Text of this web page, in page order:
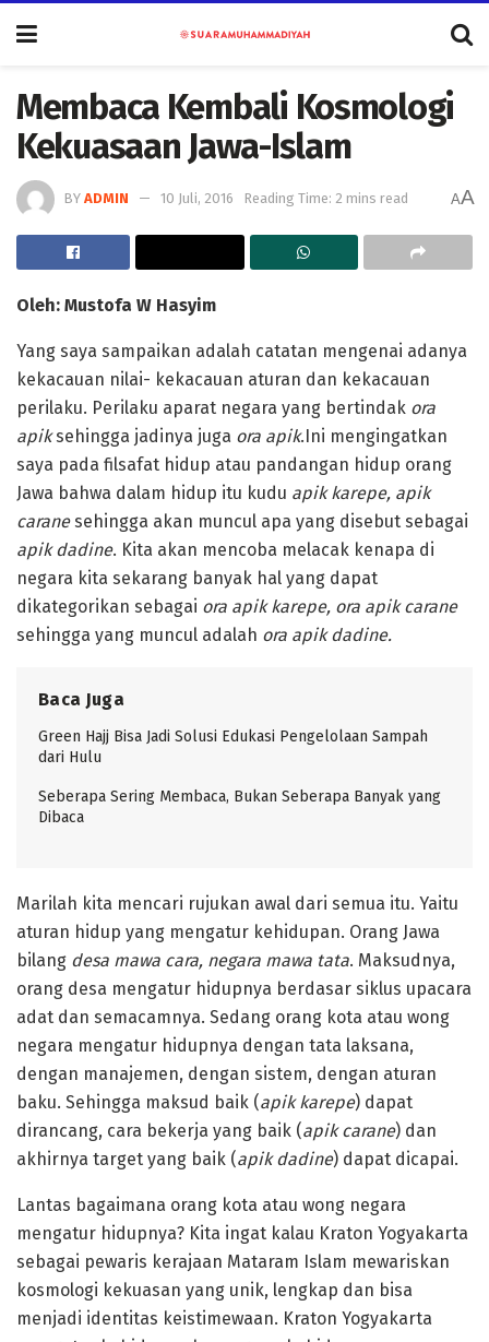
Membaca Kembali Kosmologi
Kekuasaan Jawa-Islam
BY ADMIN 10 Juli, 2016 Reading Time: 2 mins read AA
Oleh: Mustofa W Hasyim
Yang saya sampaikan adalah catatan mengenai adanya
kekacauan nilai- kekacauan aturan dan kekacauan
perilaku. Perilaku aparat negara yang bertindak ora
apiksehingga jadinya juga ora apik.Ini mengingatkan
saya pada filsafat hidup atau pandangan hidup orang
Jawa bahwa dalam hidup itu kudu apik karepe, apik
caranesehingga akan muncul apa yang disebut sebagai
apik dadine. Kita akan mencoba melacak kenapa di
negara kita sekarang banyak hal yang dapat
dikategorikan sebagai ora apik karepe, ora apik carane
sehingga yang muncul adalah ora apik dadine.
Baca Juga
Green Hajj Bisa Jadi Solusi Edukasi Pengelolaan Sampah
dari Hulu
Seberapa Sering Membaca, Bukan Seberapa Banyak yang
Dibaca
Marilah kita mencari rujukan awal dari semua itu. Yaitu
aturan hidup yang mengatur kehidupan. Orang Jawa
bilang desa mawa cara, negara mawa tata. Maksudnya,
orang desa mengatur hidupnya berdasar siklus upacara
adat dan semacamnya. Sedang orang kota atau wong
negara mengatur hidupnya dengan tata laksana,
dengan manajemen, dengan sistem, dengan aturan
baku. Sehingga maksud baik (apik karepe) dapat
dirancang, cara bekerja yang baik (apik carane) dan
akhirnya target yang baik (apik dadine) dapat dicapai.
Lantas bagaimana orang kota atau wong negara
mengatur hidupnya? Kita ingat kalau Kraton Yogyakarta
sebagai pewaris kerajaan Mataram Islam mewariskan
kosmologi kekuasan yang unik, lengkap dan bisa
menjadi identitas keistimewaan. Kraton Yogyakarta